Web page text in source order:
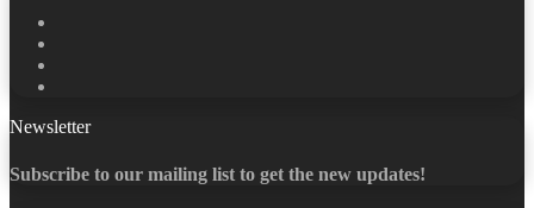
Newsletter
Subscribe to our mailing list to get the new updates!